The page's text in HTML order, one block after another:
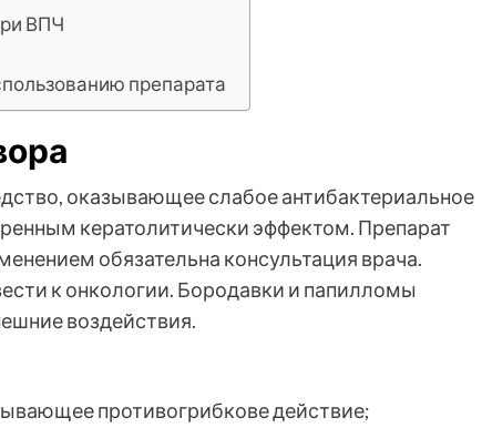
ВПЧ
препарата
оказывающее слабое антибактериальное
кератолитически эффектом. Препарат
обязательна консультация врача.
к онкологии. Бородавки и папилломы
воздействия.
противогрибкове действие;